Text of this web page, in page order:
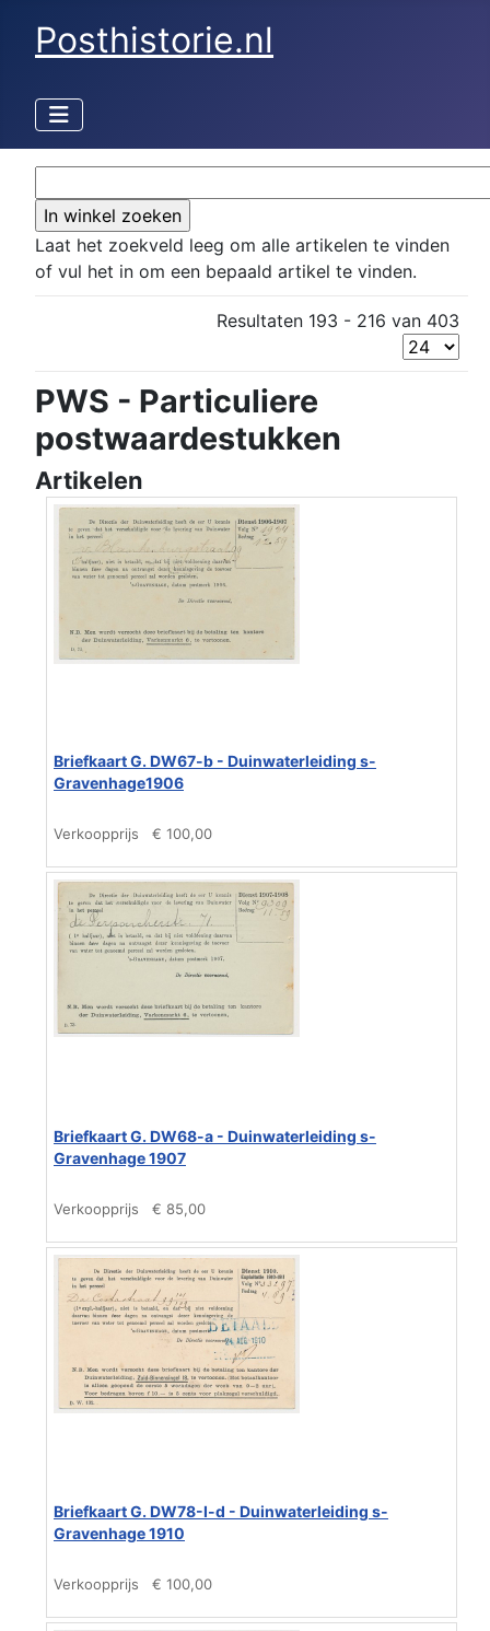
Posthistorie.nl
Laat het zoekveld leeg om alle artikelen te vinden
of vul het in om een bepaald artikel te vinden.
Resultaten 193 - 216 van 403
PWS - Particuliere
postwaardestukken
Artikelen
Briefkaart G. DW67-b - Duinwaterleiding s-
Gravenhage1906
Verkoopprijs € 100,00
Briefkaart G. DW68-a - Duinwaterleiding s-
Gravenhage 1907
Verkoopprijs € 85,00
Briefkaart G. DW78-I-d - Duinwaterleiding s-
Gravenhage 1910
Verkoopprijs € 100,00